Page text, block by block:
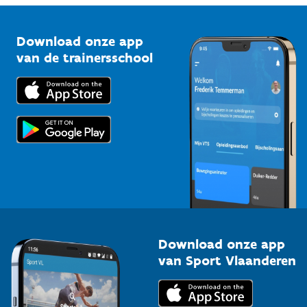
Bedrijven
Trainers en begeleiders
Topsporters
Vlaamse Trainersschool
Kennisplatform
Downloads
Voor de pers
Download onze app
van de trainersschool
Download onze app
van Sport Vlaanderen